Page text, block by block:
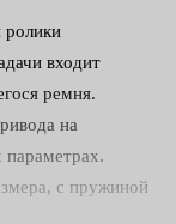
ролики
входит
ремня.
на
параметрах.
с пружиной